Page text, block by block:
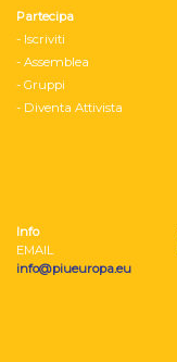
Partecipa
- Iscriviti
- Assemblea
- Gruppi
- Diventa Attivista
Info
EMAIL
info@piueuropa.eu